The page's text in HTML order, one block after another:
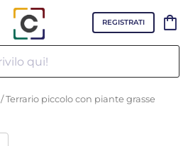
REGISTRATI shopping_bag
/ Terrario piccolo con piante grasse